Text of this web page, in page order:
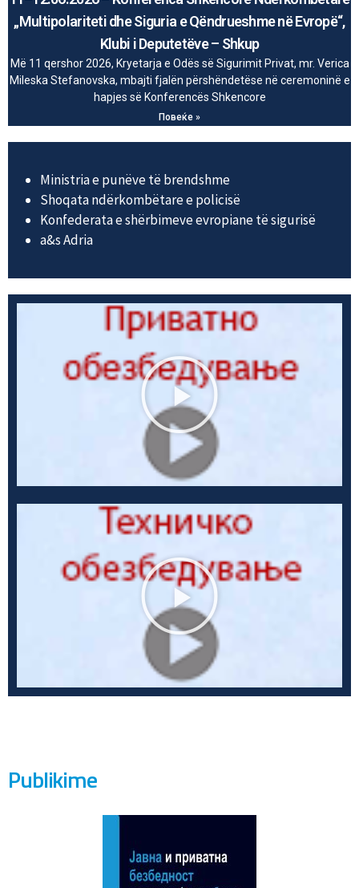
„Multipolariteti dhe Siguria e Qëndrueshme në Evropë“,
Klubi i Deputetëve – Shkup
Më 11 qershor 2026, Kryetarja e Odës së Sigurimit Privat, mr. Verica
Mileska Stefanovska, mbajti fjalën përshëndetëse në ceremoninë e
hapjes së Konferencës Shkencore
Повеќе »
Ministria e punëve të brendshme
Shoqata ndërkombëtare e policisë
Konfederata e shërbimeve evropiane të sigurisë
а&s Adria
Publikime